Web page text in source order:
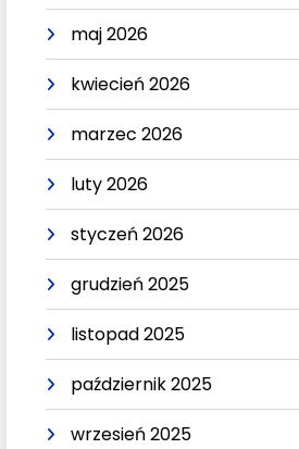
maj 2026
kwiecień 2026
marzec 2026
luty 2026
styczeń 2026
grudzień 2025
listopad 2025
październik 2025
wrzesień 2025